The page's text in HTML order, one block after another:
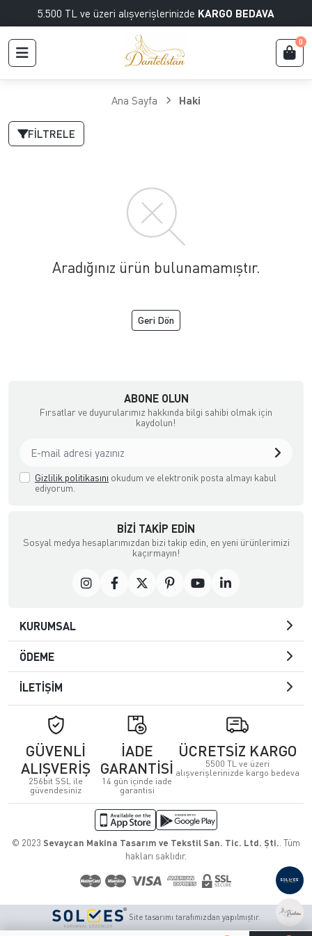
5.500 TL ve üzeri alışverişlerinizde KARGO BEDAVA
0
Ana Sayfa Haki
FILTRELE
Aradığınız ürün bulunamamıştır.
Geri Dön
ABONE OLUN
Fırsatlar ve duyurularımız hakkında bilgi sahibi olmak için
kaydolun!
Gizlilik politikasını okudum ve elektronik posta almayı kabul
ediyorum.
BIZI TAKIP EDIN
Sosyal medya hesaplarımızdan bizi takip edin, en yeni ürünlerimizi
kaçırmayın!
KURUMSAL
ÖDEME
İLETİŞİM
GÜVENLİ
ALIŞVERİŞ
256bit SSL ile
güvendesiniz
İADE
GARANTİSİ
14 gün içinde iade
garantisi
ÜCRETSİZ KARGO
5500 TL ve üzeri
alışverişlerinizde kargo bedeva
© 2023 Sevaycan Makina Tasarım ve Tekstil San. Tic. Ltd. Şti. . Tüm
hakları saklıdır.
Site tasarımı tarafımızdan yapılmıştır.